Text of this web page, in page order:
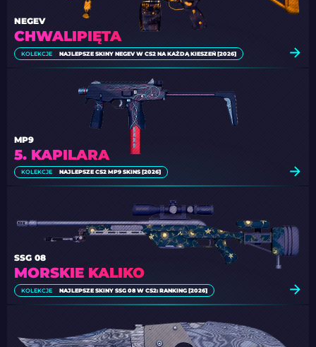
CHWALIPIĘTA
NEGEV
KOLEKCJE NAJLEPSZE SKINY NEGEV W CS2 NA KAŻDĄ KIESZEŃ [2026]
5. KAPILARA
MP9
KOLEKCJE NAJLEPSZE CS2 MP9 SKINS [2026]
MORSKIE KALIKO
SSG 08
KOLEKCJE NAJLEPSZE SKINY SSG 08 W CS2: RANKING [2026]